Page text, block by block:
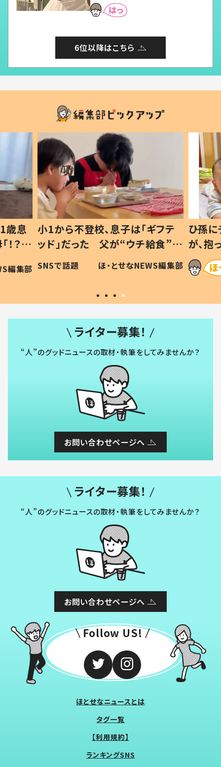
6位以降はこちら
歳息
？」
編集部
小1から不登校、息子は「ギフテ
ッド」だった 父が“ウチ給食”を
作り続ける理由とは #令和の親
#令和の子
SNSで話題 ほ・とせなNEWS編集部
ひ孫
が、
「涙が
い」
ライター募集！
“人”のグッドニュースの取材・執筆をしてみませんか？
お問い合わせページへ
ライター募集！
“人”のグッドニュースの取材・執筆をしてみませんか？
お問い合わせページへ
Follow US!
ほとせなニュースとは
タグ一覧
【利用規約】
ランキングSNS